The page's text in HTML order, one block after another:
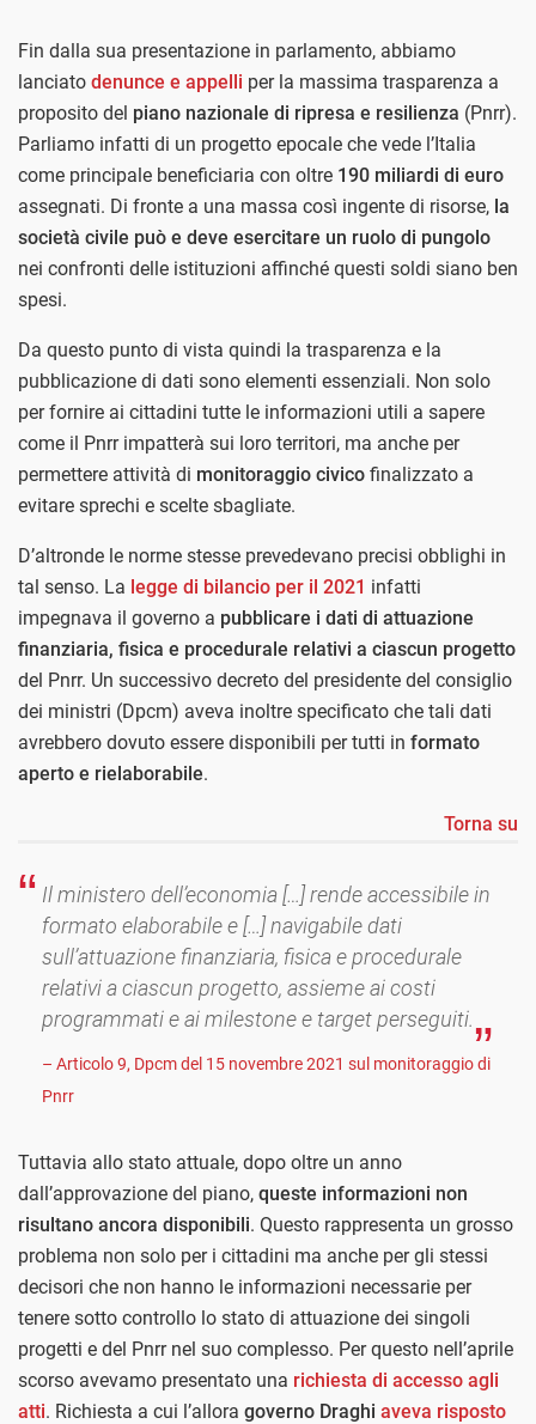
Fin dalla sua presentazione in parlamento, abbiamo
lanciato denunce e appelli per la massima trasparenza a
proposito del piano nazionale di ripresa e resilienza (Pnrr).
Parliamo infatti di un progetto epocale che vede l’Italia
come principale beneficiaria con oltre 190 miliardi di euro
assegnati. Di fronte a una massa così ingente di risorse, la
società civile può e deve esercitare un ruolo di pungolo
nei confronti delle istituzioni affinché questi soldi siano ben
spesi.
Da questo punto di vista quindi la trasparenza e la
pubblicazione di dati sono elementi essenziali. Non solo
per fornire ai cittadini tutte le informazioni utili a sapere
come il Pnrr impatterà sui loro territori, ma anche per
permettere attività di monitoraggio civico finalizzato a
evitare sprechi e scelte sbagliate.
D’altronde le norme stesse prevedevano precisi obblighi in
tal senso. La legge di bilancio per il 2021 infatti
impegnava il governo a pubblicare i dati di attuazione
finanziaria, fisica e procedurale relativi a ciascun progetto
del Pnrr. Un successivo decreto del presidente del consiglio
dei ministri (Dpcm) aveva inoltre specificato che tali dati
avrebbero dovuto essere disponibili per tutti in formato
aperto e rielaborabile.
Torna su
Il ministero dell’economia […] rende accessibile in
formato elaborabile e […] navigabile dati
sull’attuazione finanziaria, fisica e procedurale
relativi a ciascun progetto, assieme ai costi
programmati e ai milestone e target perseguiti.
– Articolo 9, Dpcm del 15 novembre 2021 sul monitoraggio di
Pnrr
Tuttavia allo stato attuale, dopo oltre un anno
dall’approvazione del piano, queste informazioni non
risultano ancora disponibili. Questo rappresenta un grosso
problema non solo per i cittadini ma anche per gli stessi
decisori che non hanno le informazioni necessarie per
tenere sotto controllo lo stato di attuazione dei singoli
progetti e del Pnrr nel suo complesso. Per questo nell’aprile
scorso avevamo presentato una richiesta di accesso agli
atti. Richiesta a cui l’allora governo Draghi aveva risposto